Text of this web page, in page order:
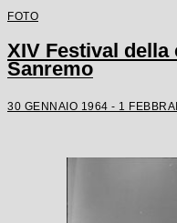
FOTO
XIV Festival della
Sanremo
30 GENNAIO 1964 - 1